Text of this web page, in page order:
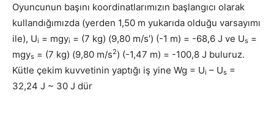
Oyuncunun başını koordinatlarımızın başlangıcı olarak
kullandığımızda (yerden 1,50 m yukarıda olduğu varsayımı
ile), Ui = mgyi = (7 kg) (9,80 m/s’) (-1 m) = -68,6 J ve Us =
mgys = (7 kg) (9,80 m/s2) (-1,47 m) = -100,8 J buluruz.
Kütle çekim kuvvetinin yaptığı iş yine Wg = Ui – Us =
32,24 J ~ 30 J dür